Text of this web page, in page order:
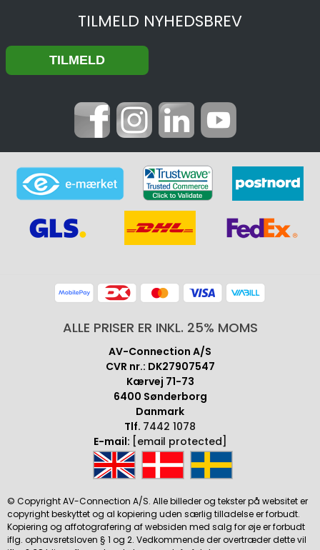
TILMELD NYHEDSBREV
ALLE PRISER ER INKL. 25% MOMS
AV-Connection A/S
CVR nr.: DK27907547
Kærvej 71-73
6400 Sønderborg
Danmark
Tlf. 7442 1078
E-mail: [email protected]
© Copyright AV-Connection A/S. Alle billeder og tekster på websitet er
copyright beskyttet og al kopiering uden særlig tilladelse er forbudt.
Kopiering og affotografering af websiden med salg for øje er forbudt
iflg. ophavsretsloven § 1 og 2. Vedkommende der overtræder dette vil